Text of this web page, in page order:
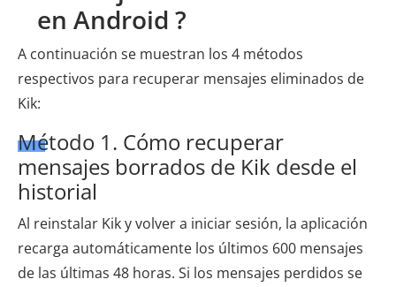
en Android ?
A continuación se muestran los 4 métodos
respectivos para recuperar mensajes eliminados de
Kik:
Método 1. Cómo recuperar
mensajes borrados de Kik desde el
historial
Al reinstalar Kik y volver a iniciar sesión, la aplicación
recarga automáticamente los últimos 600 mensajes
de las últimas 48 horas. Si los mensajes perdidos se